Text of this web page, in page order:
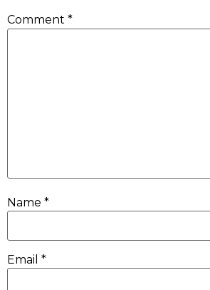
Comment *
Name *
Email *